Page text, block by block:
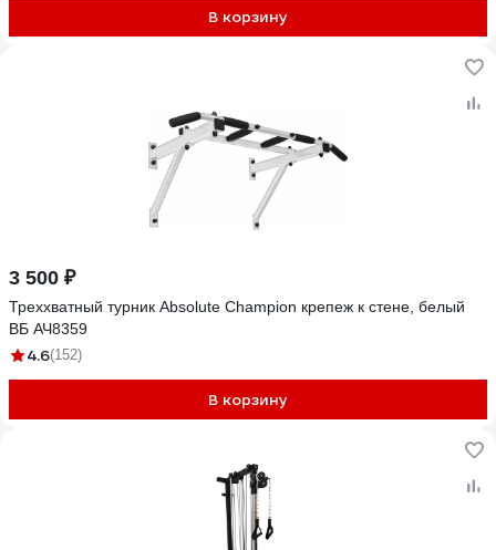
В корзину
3 500 ₽
Треххватный турник Absolute Champion крепеж к стене, белый
ВБ АЧ8359
4.6(152)
В корзину